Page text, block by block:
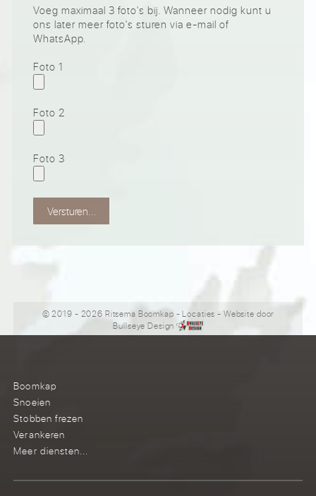
Voeg maximaal 3 foto's bij. Wanneer nodig kunt u
ons later meer foto's sturen via e-mail of
WhatsApp.
Foto 1
Foto 2
Foto 3
Versturen...
© 2019 - 2026 Ritsema Boomkap -Locaties - Website door
Bullseye Design
Boomkap
Snoeien
Stobben frezen
Verankeren
Meer diensten...